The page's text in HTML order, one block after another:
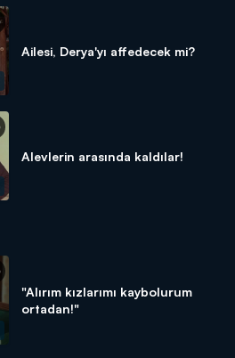
Ailesi, Derya'yı affedecek mi?
Alevlerin arasında kaldılar!
"Alırım kızlarımı kaybolurum
ortadan!"